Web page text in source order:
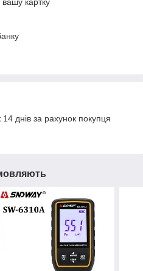
картку
днів за рахунок покупця